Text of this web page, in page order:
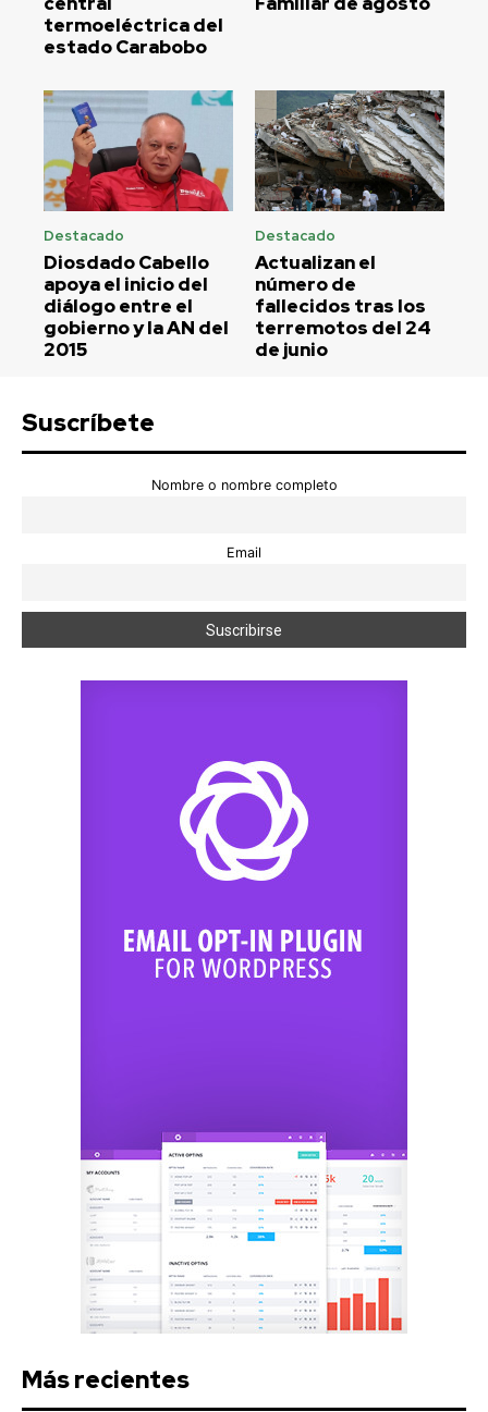
termoeléctrica del
estado Carabobo
Destacado
Diosdado Cabello
apoya el inicio del
diálogo entre el
gobierno y la AN del
2015
Destacado
Actualizan el
número de
fallecidos tras los
terremotos del 24
de junio
Suscríbete
Nombre o nombre completo
Email
Más recientes